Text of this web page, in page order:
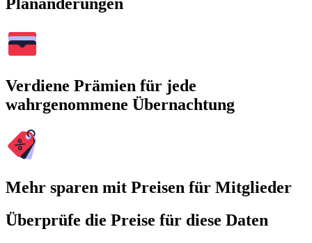
Verdiene Prämien für jede
wahrgenommene Übernachtung
Mehr sparen mit Preisen für Mitglieder
Überprüfe die Preise für diese Daten